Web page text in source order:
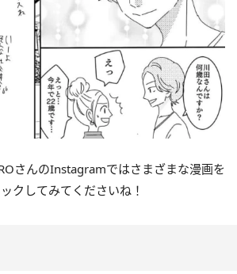
さんのInstagramではさまざまな漫画を
クしてみてくださいね！